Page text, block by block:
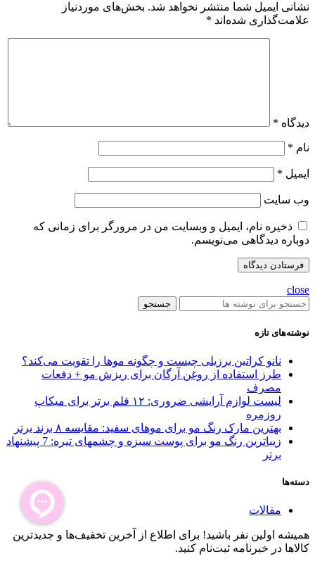
نشانی ایمیل شما منتشر نخواهد شد. بخش‌های موردنیاز
علامت‌گذاری شده‌اند *
دیدگاه *
نام *
ایمیل *
وب‌ سایت
ذخیره نام، ایمیل و وبسایت من در مرورگر برای زمانی که
دوباره دیدگاهی می‌نویسم.
close
جستجو
نوشته‌های تازه
نانو کراتین برزیلی چیست و چگونه موها را تقویت می‌کند؟
طرز استفاده از روغن آرگان برای ریزش مو + دفعات
مصرف
لیست لوازم آرایشی ضروری: ۱۲ قلم برتر برای میکاپ
روزمره
بهترین مارک رنگ مو برای موهای سفید: مقایسه ۸ برند برتر
زیباترین رنگ مو برای پوست سبزه و چشمهای تیره: 7 پیشنهاد
برتر
دسته‌ها
مقالات
همیشه اولین نفر باشید! برای اطلاع از آخرین تخفیف‌ها و جدیدترین
کالاها در خبرنامه ثبت‌نام کنید.